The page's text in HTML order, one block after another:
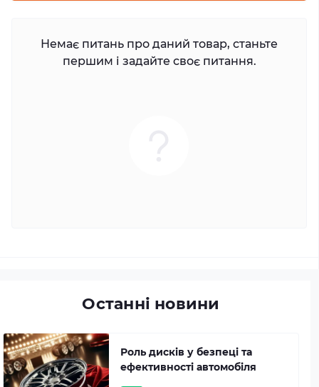
Немає питань про даний товар, станьте
першим і задайте своє питання.
Останні новини
Роль дисків у безпеці та
ефективності автомобіля